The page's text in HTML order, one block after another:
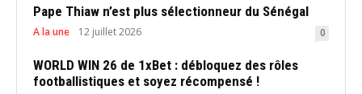
Pape Thiaw n’est plus sélectionneur du Sénégal
A la une 12 juillet 2026 0
WORLD WIN 26 de 1xBet : débloquez des rôles
footballistiques et soyez récompensé !